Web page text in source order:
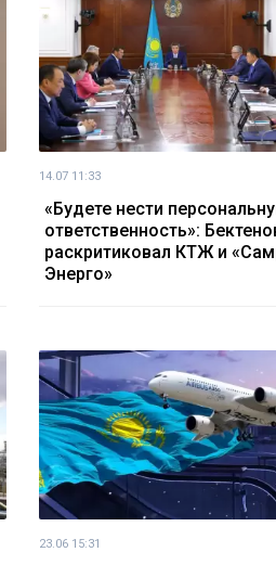
14.07 11:33
«Будете нести
ответственность»:
раскритиковал КТЖ и
Энерго»
23.06 15:31